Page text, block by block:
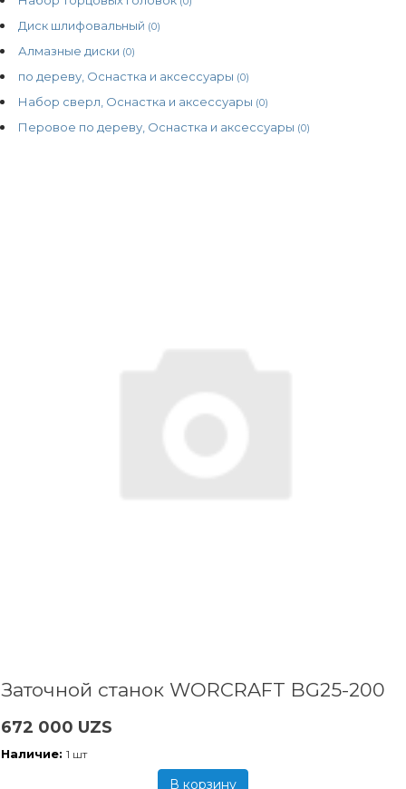
Диск шлифовальный (0)
Алмазные диски (0)
по дереву, Оснастка и аксессуары (0)
Набор сверл, Оснастка и аксессуары (0)
Перовое по дереву, Оснастка и аксессуары (0)
Заточной станок WORCRAFT BG25-200
672 000 UZS
Наличие: 1 шт
В корзину